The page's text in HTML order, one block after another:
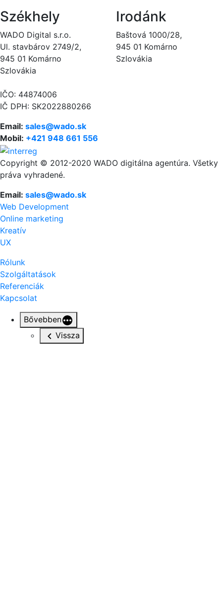
Székhely
WADO Digital s.r.o.
Ul. stavbárov 2749/2,
945 01 Komárno
Szlovákia
IČO: 44874006
IČ DPH: SK2022880266
Irodánk
Baštová 1000/28,
945 01 Komárno
Szlovákia
Email: sales@wado.sk
Mobil: +421 948 661 556
Copyright © 2012-2020 WADO digitálna agentúra. Všetky
práva vyhradené.
Email: sales@wado.sk
Web Development
Online marketing
Kreatív
UX
Rólunk
Szolgáltatások
Referenciák
Kapcsolat
Bővebben
Vissza